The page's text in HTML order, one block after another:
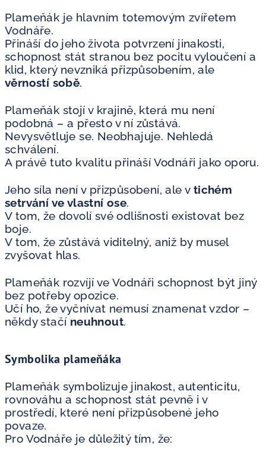
Plameňák je hlavním totemovým zvířetem
Vodnáře.
Přináší do jeho života potvrzení jinakosti,
schopnost stát stranou bez pocitu vyloučení a
klid, který nevzniká přizpůsobením, ale
věrností sobě.
Plameňák stojí v krajině, která mu není
podobná – a přesto v ní zůstává.
Nevysvětluje se. Neobhajuje. Nehledá
schválení.
A právě tuto kvalitu přináší Vodnáři jako oporu.
Jeho síla není v přizpůsobení, ale v tichém
setrvání ve vlastní ose.
V tom, že dovolí své odlišnosti existovat bez
boje.
V tom, že zůstává viditelný, aniž by musel
zvyšovat hlas.
Plameňák rozvíjí ve Vodnáři schopnost být jiný
bez potřeby opozice.
Učí ho, že vyčnívat nemusí znamenat vzdor –
někdy stačí neuhnout.
Symbolika plameňáka
Plameňák symbolizuje jinakost, autenticitu,
rovnováhu a schopnost stát pevně i v
prostředí, které není přizpůsobené jeho
povaze.
Pro Vodnáře je důležitý tím, že: